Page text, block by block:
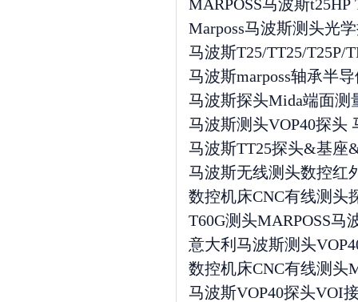
MARPOSS马波斯
Marposs马波斯测头光
马波斯T25/TT25/T25P/
马波斯marposs轴承半
马波斯探头Mida端面测
马波斯测头VOP40探头
马波斯TT25探头&基座
马波斯无线测头数控红
数控机床CNC有线测头
T60G测头MARPOSS马
意大利马波斯测头
数控机床CNC有线测头
马波斯VOP40探头VOI